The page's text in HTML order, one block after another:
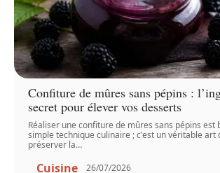
Confiture de mûres sans pépins :
secret pour élever vos desserts
Réaliser une confiture de mûres sans pépins est
simple technique culinaire ; c'est un véritable art
préserver la…
Cuisine 26/07/2026